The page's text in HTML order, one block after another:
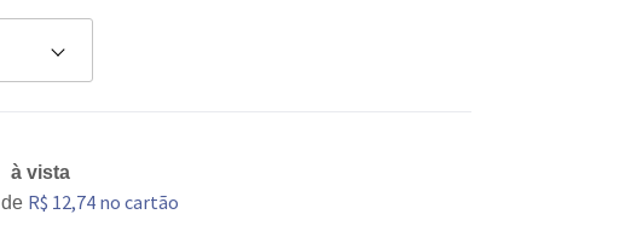
à vista
de R$ 12,74 no cartão